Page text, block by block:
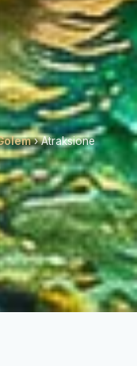
› Atraksione